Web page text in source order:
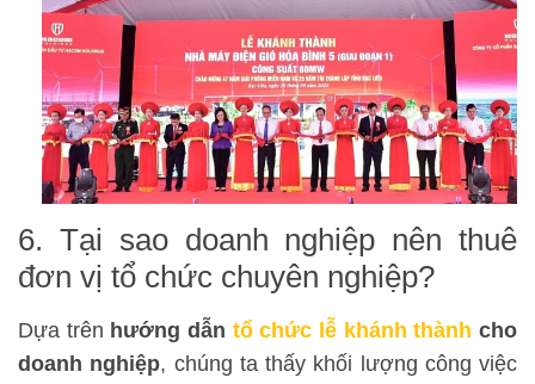
6. Tại sao doanh nghiệp nên thuê
đơn vị tổ chức chuyên nghiệp?
Dựa trên hướng dẫn tổ chức lễ khánh thành cho
doanh nghiệp, chúng ta thấy khối lượng công việc